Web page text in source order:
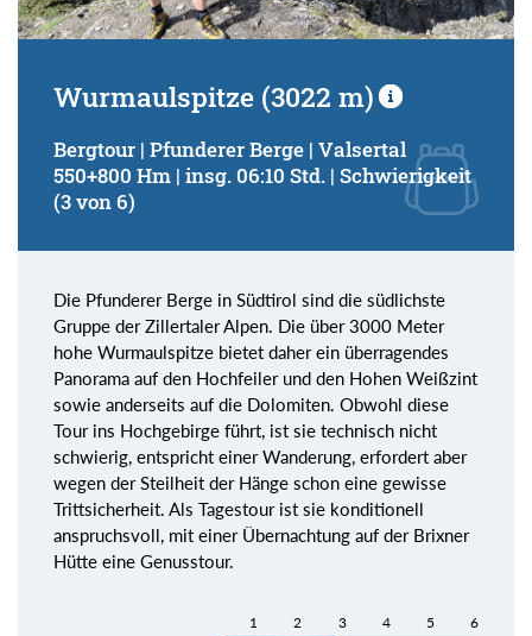
Wurmaulspitze (3022 m)
Bergtour | Pfunderer Berge | Valsertal
550+800 Hm | insg. 06:10 Std. | Schwierigkeit
(3 von 6)
Die Pfunderer Berge in Südtirol sind die südlichste
Gruppe der Zillertaler Alpen. Die über 3000 Meter
hohe Wurmaulspitze bietet daher ein überragendes
Panorama auf den Hochfeiler und den Hohen Weißzint
sowie anderseits auf die Dolomiten. Obwohl diese
Tour ins Hochgebirge führt, ist sie technisch nicht
schwierig, entspricht einer Wanderung, erfordert aber
wegen der Steilheit der Hänge schon eine gewisse
Trittsicherheit. Als Tagestour ist sie konditionell
anspruchsvoll, mit einer Übernachtung auf der Brixner
Hütte eine Genusstour.
1 2 3 4 5 6